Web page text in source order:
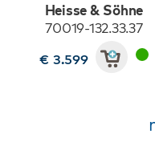
Heisse & Söhne
70019-132.33.37
€ 3.599